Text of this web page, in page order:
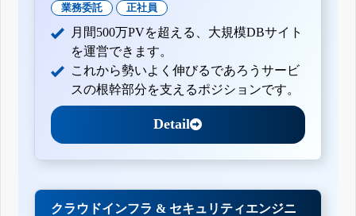
業務委託 正社員
月間500万PVを超える、大規模DBサイト
を運営できます。
これから勢いよく伸びるであろうサービ
スの根幹部分を支えるポジションです。
Detail
クラウドインフラ & セキュリティエンジニ